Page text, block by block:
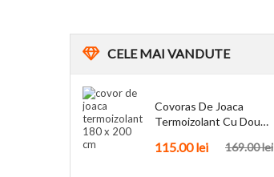
CELEMAI VANDUTE
Covoras De Joaca
Termoizolant Cu Doua
169.00lei
115.00lei